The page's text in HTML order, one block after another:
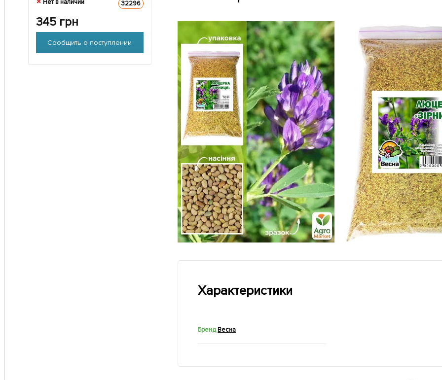
Нет в наличии 32296
345грн
Сообщить о поступлении
Характеристики
БрендВесна